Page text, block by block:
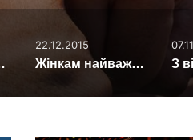
схуднення
22.12.2015
Жінкам найважче йти від чоловіків з почуттям гумору